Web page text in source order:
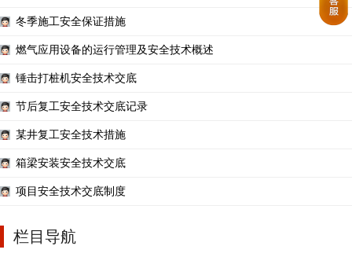
冬季施工安全保证措施
燃气应用设备的运行管理及安全技术概述
锤击打桩机安全技术交底
节后复工安全技术交底记录
某井复工安全技术措施
箱梁安装安全技术交底
项目安全技术交底制度
栏目导航